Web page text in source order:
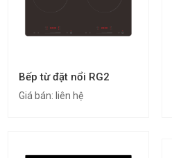
Bếp từ đặt nổi RG2
Giá bán: liên hệ